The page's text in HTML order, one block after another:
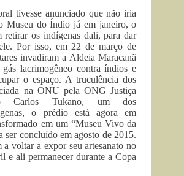
tivesse anunciado que não iria
Museu do Índio já em janeiro, o
retirar os indígenas dali, para dar
Por isso, em 22 de março de
invadiram a Aldeia Maracanã
lacrimogêneo contra índios e
o espaço. A truculência dos
na ONU pela ONG Justiça
Carlos Tukano, um dos
o prédio está agora em
em um “Museu Vivo da
ser concluído em agosto de 2015.
a voltar a expor seu artesanato no
e ali permanecer durante a Copa